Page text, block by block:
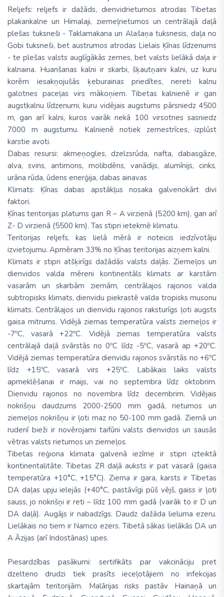
Reljefs: reljefs ir dažāds, dienvidrietumos atrodas Tibetas
plakankalne un Himalaji, ziemeļrietumos un centrālajā daļā
plešas tuksneši - Taklamakana un Alašaņa tuksnesis, daļa no
Gobi tuksneši, bet austrumos atrodas Lielais Ķīnas līdzenums
- te plešas valsts auglīgākās zemes, bet valsts lielākā daļa ir
kalnaina. Huanšanas kalni ir skarbi, šķautņaini kalni, uz kuru
korēm iesakņojušās ķeburainas priedītes, nereti kalnu
galotnes paceļas virs mākoņiem. Tibetas kalnienē ir gan
augstkalnu līdzenumi, kuru vidējais augstums pārsniedz 4500
m, gan arī kalni, kuros vairāk nekā 100 virsotnes sasniedz
7000 m augstumu. Kalnienē notiek zemestrīces, izplūst
karstie avoti.
Dabas resursi: akmeņogles, dzelzsrūda, nafta, dabasgāze,
alva, svins, antimons, molibdēns, vanādijs, alumīnijs, cinks,
urāna rūda, ūdens enerģija, dabas ainavas
Klimats: Ķīnas dabas apstākļus nosaka galvenokārt divi
faktori.
Ķīnas teritorijas platums gan R – A virzienā (5200 km), gan arī
Z- D virzienā (5500 km). Tas stipri ietekmē klimatu.
Teritorijas reljefs, kas lielā mērā ir noteicis iedzīvotāju
izvietojumu. Apmēram 33% no Ķīnas teritorijas aizņem kalni.
Klimats ir stipri atšķirīgs dažādās valsts daļās. Ziemeļos un
dienvidos valda mēreni kontinentāls klimats ar karstām
vasarām un skarbām ziemām, centrālajos rajonos valda
subtropisks klimats, dienvidu piekrastē valda tropisks musonu
klimats. Centrālajos un dienvidu rajonos raksturīgs ļoti augsts
gaisa mitrums. Vidējā ziemas temperatūra valsts ziemeļos ir
-7ºC, vasarā +22ºC. Vidējā ziemas temperatūra valsts
centrālajā daļā svārstās no 0ºC līdz -5ºC, vasarā ap +20ºC.
Vidējā ziemas temperatūra dienvidu rajonos svārstās no +6ºC
līdz +15ºC, vasarā virs +25ºC. Labākais laiks valsts
apmeklēšanai ir maijs, vai no septembra līdz oktobrim.
Dienvidu rajonos no novembra līdz decembrim. Vidējais
nokrišņu daudzums 2000-2500 mm gadā, rietumos un
ziemeļos nokrišņu ir ļoti maz no 50-100 mm gadā. Ziemā un
rudenī bieži ir novērojami taifūni valsts dienvidos un sausās
vētras valsts rietumos un ziemeļos.
Tibetas reģiona klimata galvenā iezīme ir stipri izteiktā
kontinentalitāte. Tibetas ZR daļā auksts ir pat vasarā (gaisa
temperatūra +10°C, +15°C). Ziema ir gara, karsts ir Tibetas
DA daļas upju ielejās (+40°C, pastāvīgi pūš vējš, gaiss ir ļoti
sauss, jo nokrišņi ir reti – līdz 100 mm gadā (vairāk to ir D un
DA daļā). Augājs ir nabadzīgs. Daudz dažāda lieluma ezeru.
Lielākais no tiem ir Namco ezers. Tibetā sākas lielākās DA un
A Āzijas (arī Indostānas) upes.
Piesardzības pasākumi: sertifikāts par vakcināciju pret
dzelteno drudzi tiek prasīts ieceļotājiem no infekcijas
skartajām teritorijām. Malārijas risks pastāv Hainaņā un